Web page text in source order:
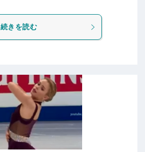
続きを読む